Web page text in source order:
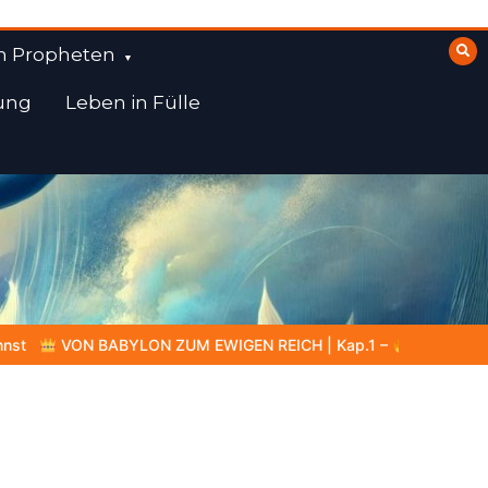
Propheten
Leben in Fülle
REICH | Kap.1 – Miniserie 4: Die prophetische Vorbereitung